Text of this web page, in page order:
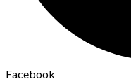
Facebook